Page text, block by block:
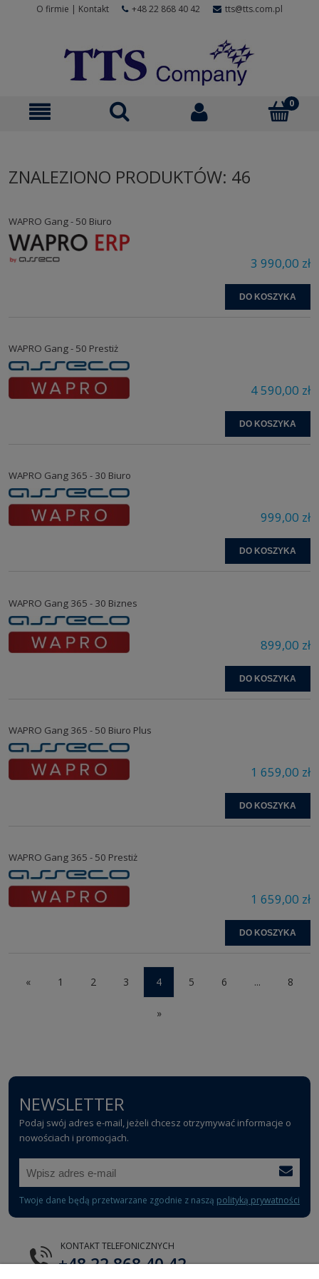
O firmie | Kontakt +48 22 868 40 42 tts@tts.com.pl
ZNALEZIONO PRODUKTÓW: 46
WAPRO Gang - 50 Biuro
3 990,00 zł
DO KOSZYKA
WAPRO Gang - 50 Prestiż
4 590,00 zł
DO KOSZYKA
WAPRO Gang 365 - 30 Biuro
999,00 zł
DO KOSZYKA
WAPRO Gang 365 - 30 Biznes
899,00 zł
DO KOSZYKA
WAPRO Gang 365 - 50 Biuro Plus
1 659,00 zł
DO KOSZYKA
WAPRO Gang 365 - 50 Prestiż
1 659,00 zł
DO KOSZYKA
« 1 2 3 4 5 6 ... 8
»
NEWSLETTER
Podaj swój adres e-mail, jeżeli chcesz otrzymywać informacje o
nowościach i promocjach.
Twoje dane będą przetwarzane zgodnie z naszą polityką prywatności
KONTAKT TELEFONICZNYCH
+48 22 868 40 42